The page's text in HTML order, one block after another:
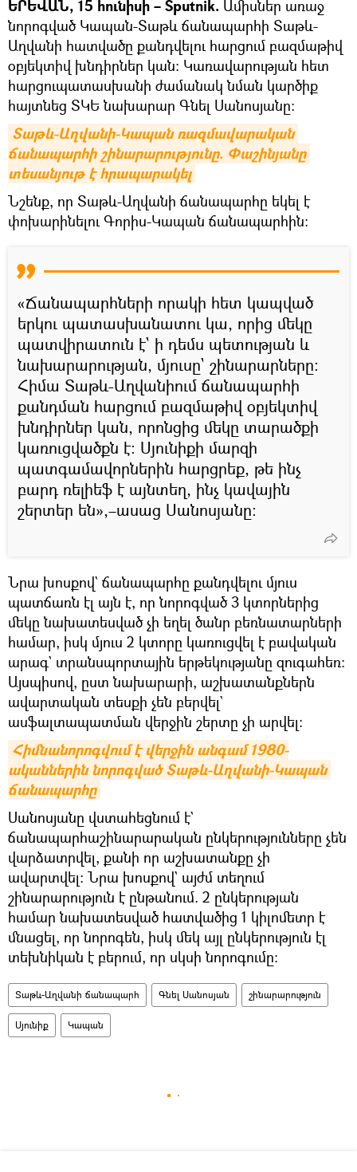
ԵՐԵՎԱՆ, 15 հունիսի – Sputnik. Ամիսներ առաջ
նորոգված Կապան-Տաթև ճանապարհի Տաթև-
Աղվանի հատվածը քանդվելու հարցում բազմաթիվ
օբյեկտիվ խնդիրներ կան։ Կառավարության հետ
հարցուպատասխանի ժամանակ նման կարծիք
հայտնեց ՏԿԵ նախարար Գնել Սանոսյանը։
Տաթև-Աղվանի-Կապան ռազմավարական
ճանապարհի շինարարությունը. Փաշինյանը
տեսանյութ է հրապարակել
Նշենք, որ Տաթև-Աղվանի ճանապարհը եկել է
փոխարինելու Գորիս-Կապան ճանապարհին:
«Ճանապարհների որակի հետ կապված
երկու պատասխանատու կա, որից մեկը
պատվիրատուն է` ի դեմս պետության և
նախարարության, մյուսը` շինարարները։
Հիմա Տաթև-Աղվանիում ճանապարհի
քանդման հարցում բազմաթիվ օբյեկտիվ
խնդիրներ կան, որոնցից մեկը տարածքի
կառուցվածքն է։ Սյունիքի մարզի
պատգամավորներին հարցրեք, թե ինչ
բարդ ռելիեֆ է այնտեղ, ինչ կավային
շերտեր են»,–ասաց Սանոսյանը։
Նրա խոսքով` ճանապարհը քանդվելու մյուս
պատճառն էլ այն է, որ նորոգված 3 կտորներից
մեկը նախատեսված չի եղել ծանր բեռնատարների
համար, իսկ մյուս 2 կտորը կառուցվել է բավական
արագ` տրանսպորտային երթեկությանը զուգահեռ։
Այսպիսով, ըստ նախարարի, աշխատանքներն
ավարտական տեսքի չեն բերվել`
ասֆալտապատման վերջին շերտը չի արվել։
Հիմնանորոգվում է վերջին անգամ 1980-
ականներին նորոգված Տաթև-Աղվանի-Կապան
ճանապարհը
Սանոսյանը վստահեցնում է`
ճանապարհաշինարարական ընկերությունները չեն
վարձատրվել, քանի որ աշխատանքը չի
ավարտվել։ Նրա խոսքով` այժմ տեղում
շինարարություն է ընթանում. 2 ընկերության
համար նախատեսված հատվածից 1 կիլոմետր է
մնացել, որ նորոգեն, իսկ մեկ այլ ընկերություն էլ
տեխնիկան է բերում, որ սկսի նորոգումը։
Տաթև-Աղվանի ճանապարհ Գնել Սանոսյան շինարարություն
Սյունիք Կապան